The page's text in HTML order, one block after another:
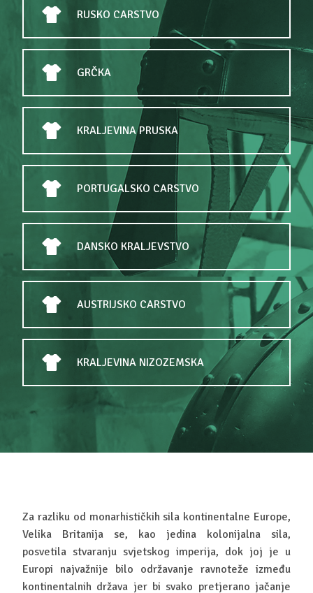
RUSKO CARSTVO
GRČKA
KRALJEVINA PRUSKA
PORTUGALSKO CARSTVO
DANSKO KRALJEVSTVO
AUSTRIJSKO CARSTVO
KRALJEVINA NIZOZEMSKA
Za razliku od monarhističkih sila kontinentalne Europe,
Velika Britanija se, kao jedina kolonijalna sila,
posvetila stvaranju svjetskog imperija, dok joj je u
Europi najvažnije bilo održavanje ravnoteže između
kontinentalnih država jer bi svako pretjerano jačanje